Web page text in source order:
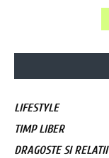
LIFESTYLE
TIMP LIBER
DRAGOSTE SI RELATII